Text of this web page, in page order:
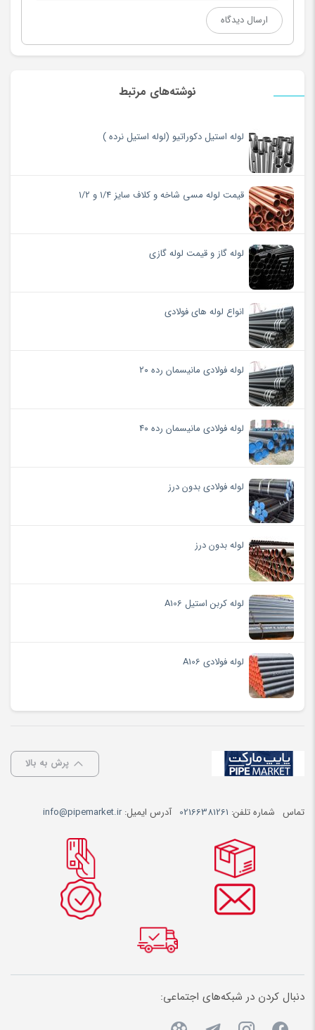
نوشته‌های مرتبط
لوله استیل دکوراتیو (لوله استیل نرده )
قیمت لوله مسی شاخه و کلاف سایز ۱/۴ و ۱/۲
لوله گاز و قیمت لوله گازی
انواع لوله های فولادی
لوله فولادی مانیسمان رده ۲۰
لوله فولادی مانیسمان رده ۴۰
لوله فولادی بدون درز
لوله بدون درز
لوله کربن استیل A106
لوله فولادی A106
پرش به بالا
تماس شماره تلفن: 02166381261 آدرس ایمیل:info@pipemarket.ir
دنبال کردن در شبکه‌های اجتماعی: